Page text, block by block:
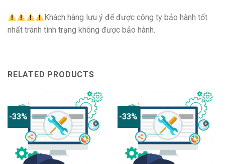
Khách hàng lưu ý để được công ty bảo hành tốt
nhất tránh tình trạng không được bảo hành.
RELATED PRODUCTS
-33% -33%